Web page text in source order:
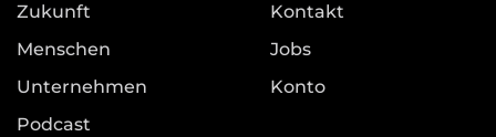
Zukunft
Menschen
Unternehmen
Podcast
Kontakt
Jobs
Konto